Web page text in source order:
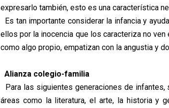
expresarlo también, esto es una característica
Es tan importante considerar la infancia y
ellos por la inocencia que los caracteriza no
como algo propio, empatizan con la angustia y
Alianza colegio-familia
Para las siguientes generaciones de
áreas como la literatura, el arte, la historia y